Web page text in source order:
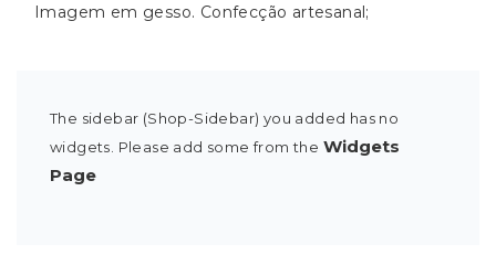
Imagem em gesso. Confecção artesanal;
The sidebar (Shop-Sidebar) you added has no
widgets. Please add some from the Widgets
Page